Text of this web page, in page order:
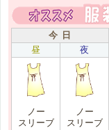
今 日
昼
夜
ノー
スリーブ
ノー
スリーブ